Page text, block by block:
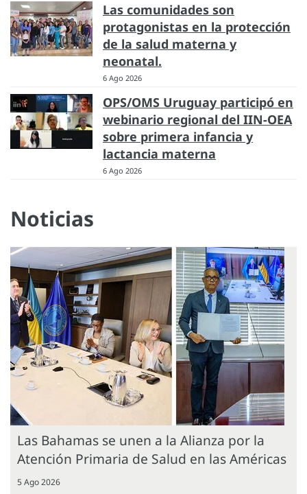
Las comunidades son
protagonistas en la protección
de la salud materna y
neonatal.
6 Ago 2026
OPS/OMS Uruguay participó en
webinario regional del IIN-OEA
sobre primera infancia y
lactancia materna
6 Ago 2026
Noticias
Las Bahamas se unen a la Alianza por la
Atención Primaria de Salud en las Américas
5 Ago 2026